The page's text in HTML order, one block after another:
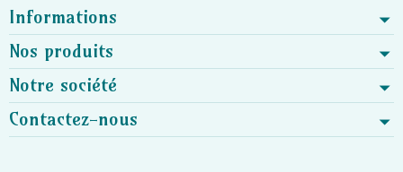
Informations
Nos produits
Notre société
Contactez-nous